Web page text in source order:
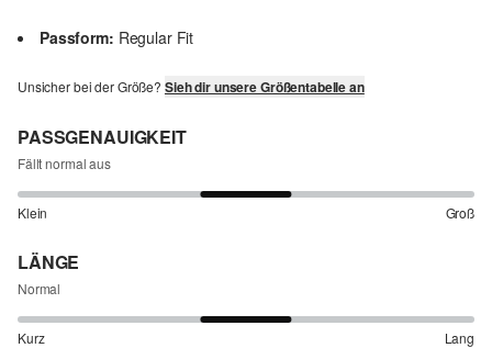
Passform: Regular Fit
Unsicher bei der Größe? Sieh dir unsere Größentabelle an
PASSGENAUIGKEIT
Fällt normal aus
Klein Groß
LÄNGE
Normal
Kurz Lang